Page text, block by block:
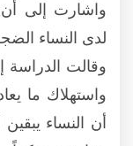
واشارت إلى أن
لدى النساء الضجرات
وقالت الدراسة
أن النساء